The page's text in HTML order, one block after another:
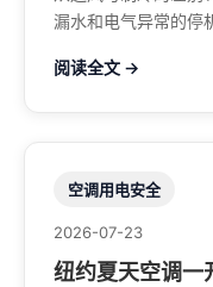
漏水和电气异常的停
阅读全文 →
空调用电安全
2026-07-23
纽约夏天空调一